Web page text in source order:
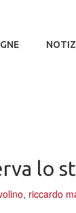
lo
, riccardo